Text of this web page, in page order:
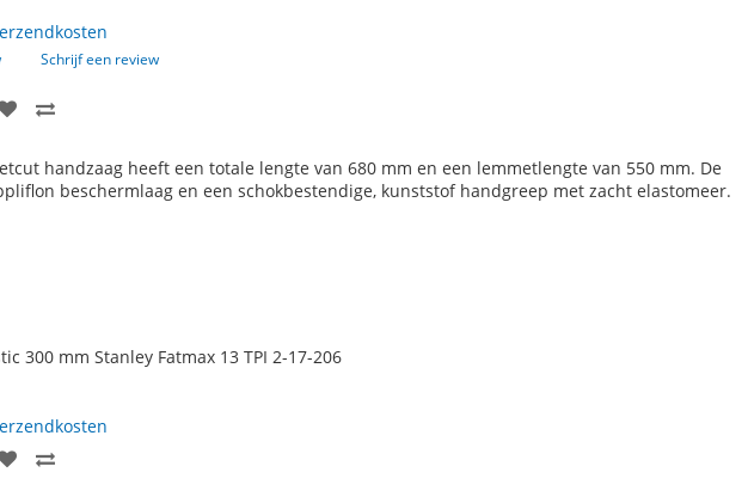
Schrijf een review
VOEG
AAN TE
handzaag heeft een totale lengte van 680 mm en een lemmetlengte van 550 mm. De
beschermlaag en een schokbestendige, kunststof handgreep met zacht elastomeer.
300 mm Stanley Fatmax 13 TPI 2-17-206
VOEG